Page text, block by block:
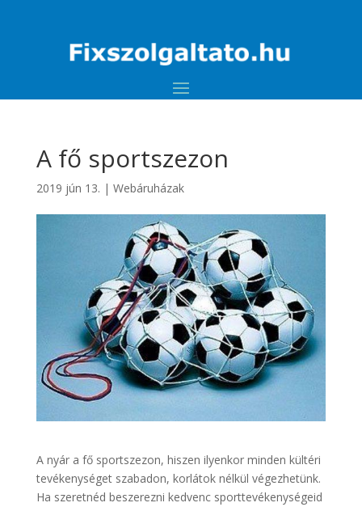
A fő sportszezon
2019 jún 13. | Webáruházak
A nyár a fő sportszezon, hiszen ilyenkor minden kültéri
tevékenységet szabadon, korlátok nélkül végezhetünk.
Ha szeretnéd beszerezni kedvenc sporttevékenységeid